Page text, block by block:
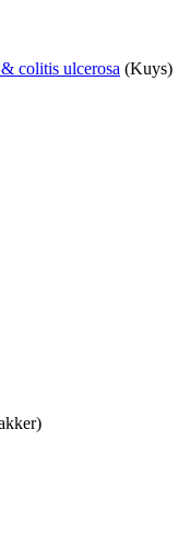
colitis ulcerosa (Kuys)